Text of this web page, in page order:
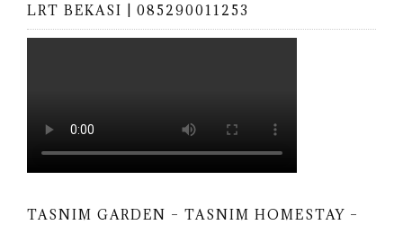
LRT BEKASI | 085290011253
TASNIM GARDEN – TASNIM HOMESTAY –